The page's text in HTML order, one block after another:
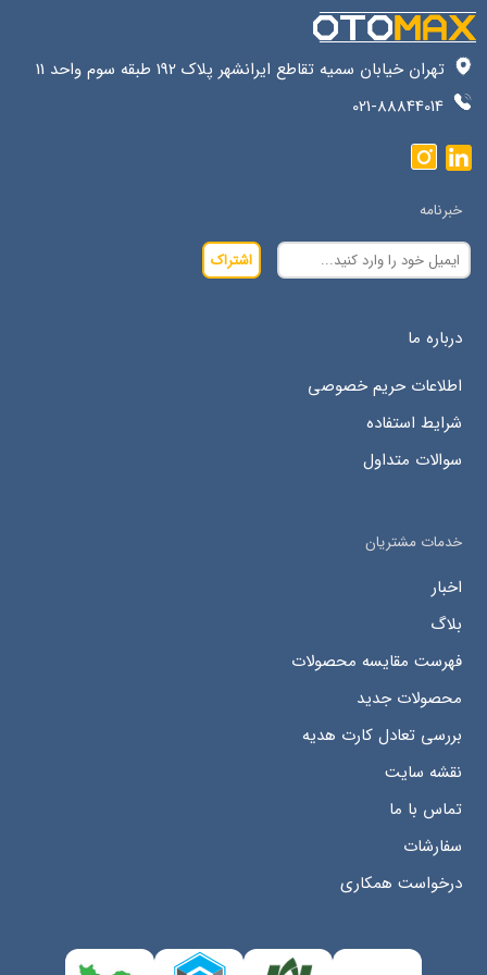
تهران خیابان سمیه تقاطع ایرانشهر پلاک 192 طبقه سوم واحد 11
021-88844014
خبرنامه
اشتراک
درباره ما
اطلاعات حریم خصوصی
شرایط استفاده
سوالات متداول
خدمات مشتریان
اخبار
بلاگ
فهرست مقایسه محصولات
محصولات جدید
بررسی تعادل کارت هدیه
نقشه سایت
تماس با ما
سفارشات
درخواست همکاری